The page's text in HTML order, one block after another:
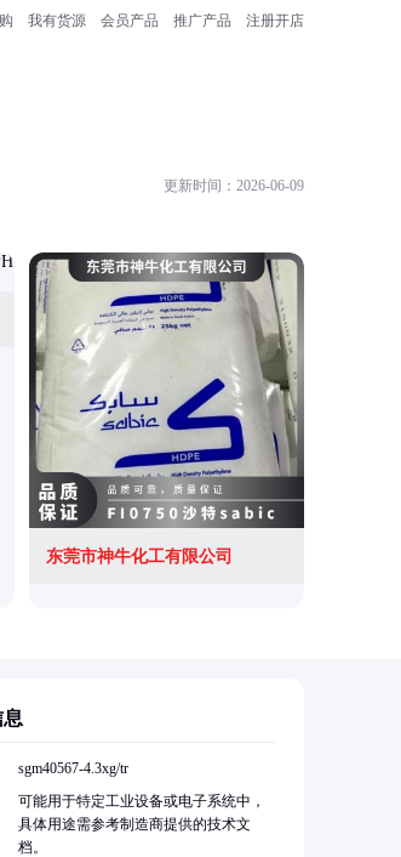
我有货源 会员产品 推广产品 注册开店
更新时间：2026-06-09
东莞市神牛化工有限公司
sgm40567-4.3xg/tr
可能用于特定工业设备或电子系统中，
具体用途需参考制造商提供的技术文
档。